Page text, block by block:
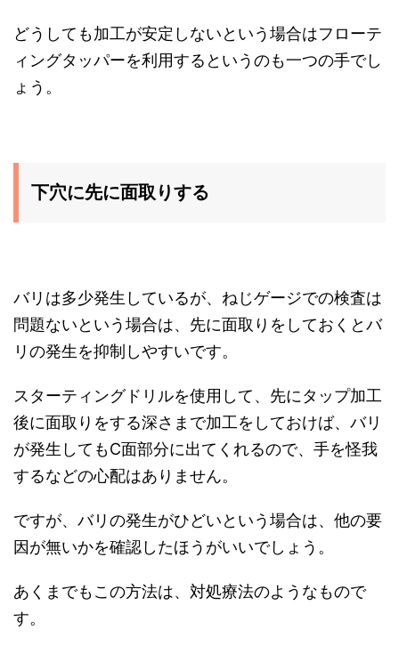
どうしても加工が安定しないという場合はフローテ
ィングタッパーを利用するというのも一つの手でし
ょう。
下穴に先に面取りする
バリは多少発生しているが、ねじゲージでの検査は
問題ないという場合は、先に面取りをしておくとバ
リの発生を抑制しやすいです。
スターティングドリルを使用して、先にタップ加工
後に面取りをする深さまで加工をしておけば、バリ
が発生してもC面部分に出てくれるので、手を怪我
するなどの心配はありません。
ですが、バリの発生がひどいという場合は、他の要
因が無いかを確認したほうがいいでしょう。
あくまでもこの方法は、対処療法のようなもので
す。